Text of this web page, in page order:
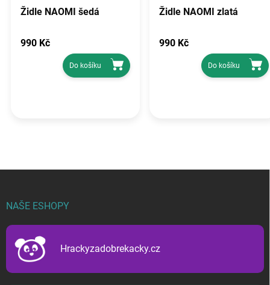
Židle NAOMI šedá
990 Kč
Do košíku
Židle NAOMI zlatá
990 Kč
Do košíku
NAŠE ESHOPY
Hrackyzadobrekacky.cz